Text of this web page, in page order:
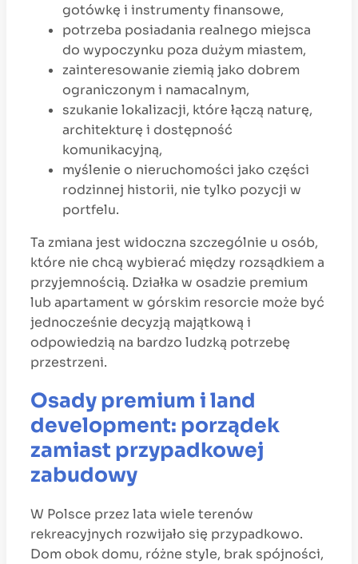
gotówkę i instrumenty finansowe,
potrzeba posiadania realnego miejsca
do wypoczynku poza dużym miastem,
zainteresowanie ziemią jako dobrem
ograniczonym i namacalnym,
szukanie lokalizacji, które łączą naturę,
architekturę i dostępność
komunikacyjną,
myślenie o nieruchomości jako części
rodzinnej historii, nie tylko pozycji w
portfelu.
Ta zmiana jest widoczna szczególnie u osób,
które nie chcą wybierać między rozsądkiem a
przyjemnością. Działka w osadzie premium
lub apartament w górskim resorcie może być
jednocześnie decyzją majątkową i
odpowiedzią na bardzo ludzką potrzebę
przestrzeni.
Osady premium i land
development: porządek
zamiast przypadkowej
zabudowy
W Polsce przez lata wiele terenów
rekreacyjnych rozwijało się przypadkowo.
Dom obok domu, różne style, brak spójności,